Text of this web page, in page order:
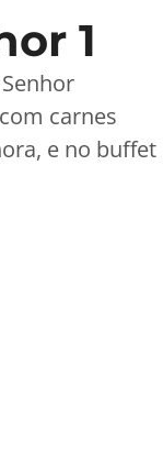
1
carnes
e no buffet